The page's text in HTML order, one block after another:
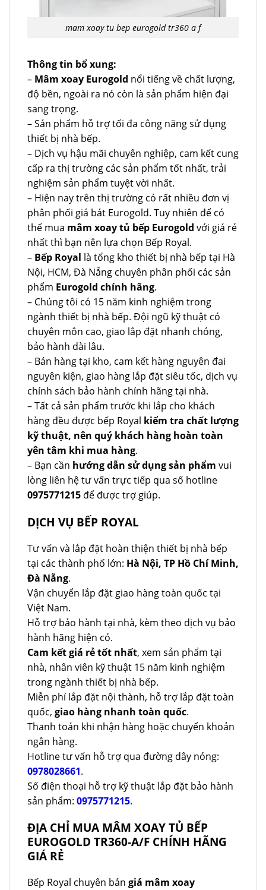
mam xoay tu bep eurogold tr360 a f
Thông tin bổ xung:
– Mâm xoay Eurogold nổi tiếng về chất lượng,
độ bền, ngoài ra nó còn là sản phẩm hiện đại
sang trọng.
– Sản phẩm hỗ trợ tối đa công năng sử dụng
thiết bị nhà bếp.
– Dịch vụ hậu mãi chuyên nghiệp, cam kết cung
cấp ra thị trường các sản phẩm tốt nhất, trải
nghiệm sản phẩm tuyệt vời nhất.
– Hiện nay trên thị trường có rất nhiều đơn vị
phân phối giá bát Eurogold. Tuy nhiên để có
thể mua mâm xoay tủ bếp Eurogold với giá rẻ
nhất thì bạn nên lựa chọn Bếp Royal.
– Bếp Royal là tổng kho thiết bị nhà bếp tại Hà
Nội, HCM, Đà Nẵng chuyên phân phối các sản
phẩm Eurogold chính hãng.
– Chúng tôi có 15 năm kinh nghiệm trong
ngành thiết bị nhà bếp. Đội ngũ kỹ thuật có
chuyên môn cao, giao lắp đặt nhanh chóng,
bảo hành dài lâu.
– Bán hàng tại kho, cam kết hàng nguyên đai
nguyên kiện, giao hàng lắp đặt siêu tốc, dịch vụ
chính sách bảo hành chính hãng tại nhà.
– Tất cả sản phẩm trước khi lắp cho khách
hàng đều được bếp Royal kiểm tra chất lượng
kỹ thuật, nên quý khách hàng hoàn toàn
yên tâm khi mua hàng.
– Bạn cần hướng dẫn sử dụng sản phẩm vui
lòng liên hệ tư vấn trực tiếp qua số hotline
0975771215 để được trợ giúp.
DỊCH VỤ BẾP ROYAL
Tư vấn và lắp đặt hoàn thiện thiết bị nhà bếp
tại các thành phố lớn: Hà Nội, TP Hồ Chí Minh,
Đà Nẵng.
Vận chuyển lắp đặt giao hàng toàn quốc tại
Việt Nam.
Hỗ trợ bảo hành tại nhà, kèm theo dịch vụ bảo
hành hãng hiện có.
Cam kết giá rẻ tốt nhất, xem sản phẩm tại
nhà, nhân viên kỹ thuật 15 năm kinh nghiệm
trong ngành thiết bị nhà bếp.
Miễn phí lắp đặt nội thành, hỗ trợ lắp đặt toàn
quốc, giao hàng nhanh toàn quốc.
Thanh toán khi nhận hàng hoặc chuyển khoản
ngân hàng.
Hotline tư vấn hỗ trợ qua đường dây nóng:
0978028661.
Số điện thoại hỗ trợ kỹ thuật lắp đặt bảo hành
sản phẩm: 0975771215.
ĐỊA CHỈ MUA MÂM XOAY TỦ BẾP
EUROGOLD TR360-A/F CHÍNH HÃNG
GIÁ RẺ
Bếp Royal chuyên bán giá mâm xoay